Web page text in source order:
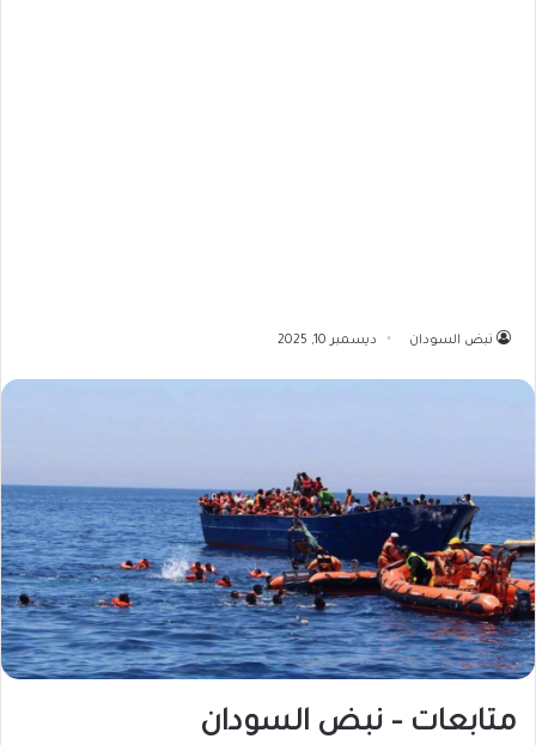
نبض السودان ديسمبر 10, 2025
متابعات – نبض السودان